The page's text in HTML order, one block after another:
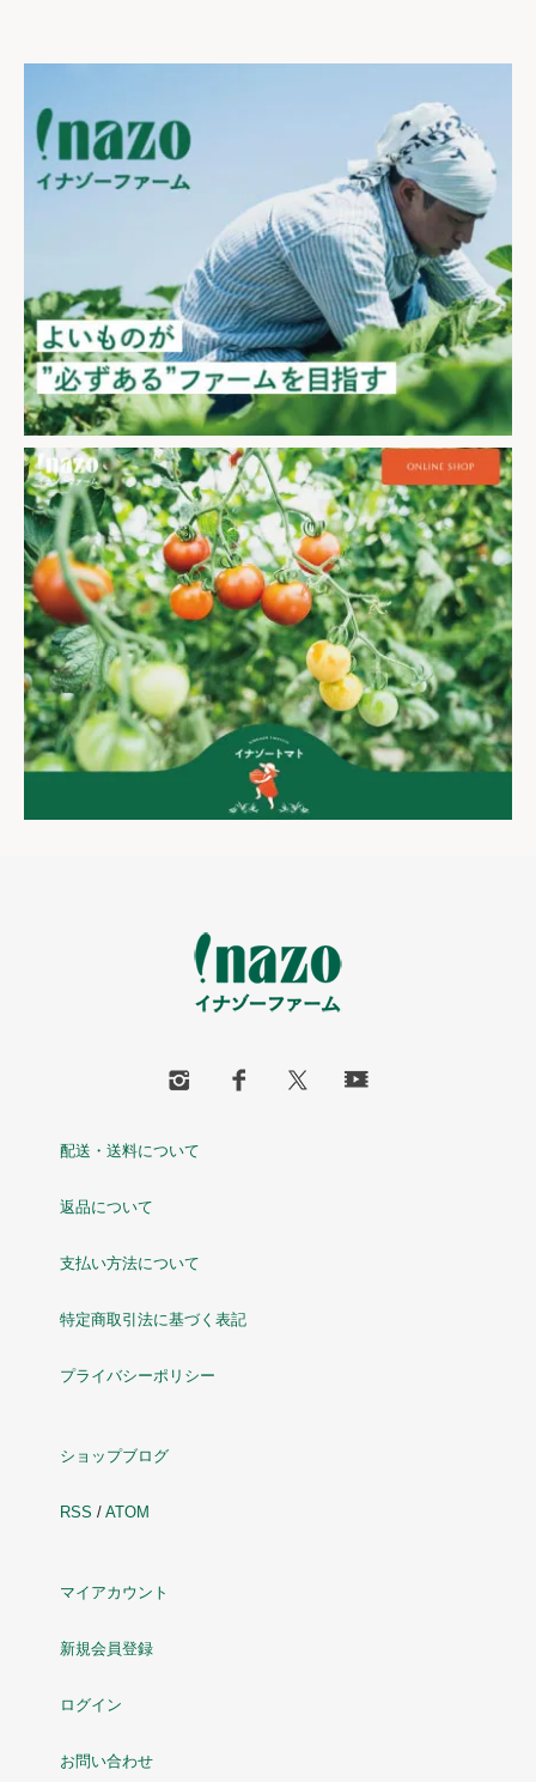
配送・送料について
返品について
支払い方法について
特定商取引法に基づく表記
プライバシーポリシー
ショップブログ
RSS / ATOM
マイアカウント
新規会員登録
ログイン
お問い合わせ